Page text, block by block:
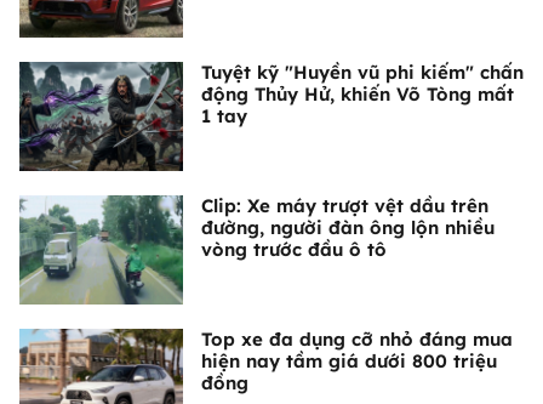
Tuyệt kỹ "Huyền vũ phi kiếm" chấn
động Thủy Hử, khiến Võ Tòng mất
1 tay
Clip: Xe máy trượt vệt dầu trên
đường, người đàn ông lộn nhiều
vòng trước đầu ô tô
Top xe đa dụng cỡ nhỏ đáng mua
hiện nay tầm giá dưới 800 triệu
đồng